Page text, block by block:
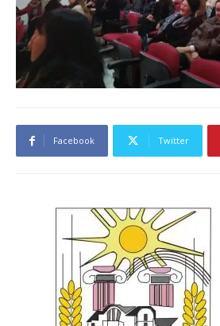
Facebook Twitter